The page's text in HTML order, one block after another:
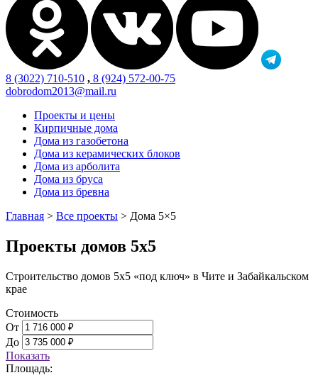
8 (3022) 710-510 , 8 (924) 572-00-75
dobrodom2013@mail.ru
Проекты и цены
Кирпичные дома
Дома из газобетона
Дома из керамических блоков
Дома из арболита
Дома из бруса
Дома из бревна
Главная > Все проекты > Дома 5×5
Проекты домов 5х5
Строительство домов 5х5 «под ключ» в Чите и Забайкальском
крае
Стоимость
От
До
Показать
Площадь: